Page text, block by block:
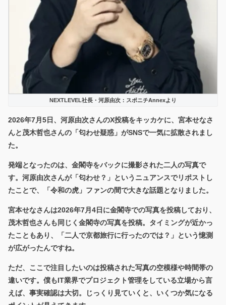
NEXTLEVEL社長・河原由次：スポニチAnnexより
2026年7月5日、河原由次さんのX投稿をキッカケに、 宮本せなさ
んと茂木哲也さんの「匂わせ疑惑」 がSNSで一気に拡散されまし
た。
発端となったのは、金閣寺をバックに撮影された二人の写真で
す。河原由次さんが「匂わせ？」というニュアンスでリポストし
たことで、「令和の虎」ファンの間で大きな話題となりました。
宮本せなさんは2026年7月4日に金閣寺での写真を投稿しており、
茂木哲也さんも同じく金閣寺の写真を投稿。タイミングが近かっ
たこともあり、「二人で京都旅行に行ったのでは？」という憶測
が広がったんですね。
ただ、ここで注目したいのは投稿された写真の空模様や時間帯の
違いです。僕もIT業界でプロジェクト管理をしている立場から言
えば、事実確認は大切。じっくり見ていくと、いくつか気になる